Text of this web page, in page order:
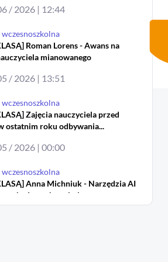
/ 2026 | 12:44
wczesnoszkolna
Roman Lorens - Awans na
mianowanego
/ 2026 | 13:51
wczesnoszkolna
Zajęcia nauczyciela przed
ostatnim roku odbywania...
/ 2026 | 00:00
wczesnoszkolna
Anna Michniuk - Narzędzia AI
na końcu roku szkolnego